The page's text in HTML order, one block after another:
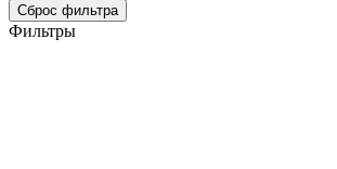
Сброс фильтра
Фильтры